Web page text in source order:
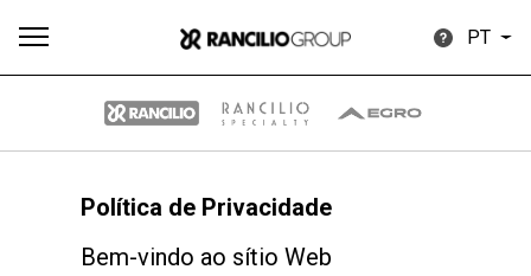
PT
Política de Privacidade
Bem-vindo ao sítio Web